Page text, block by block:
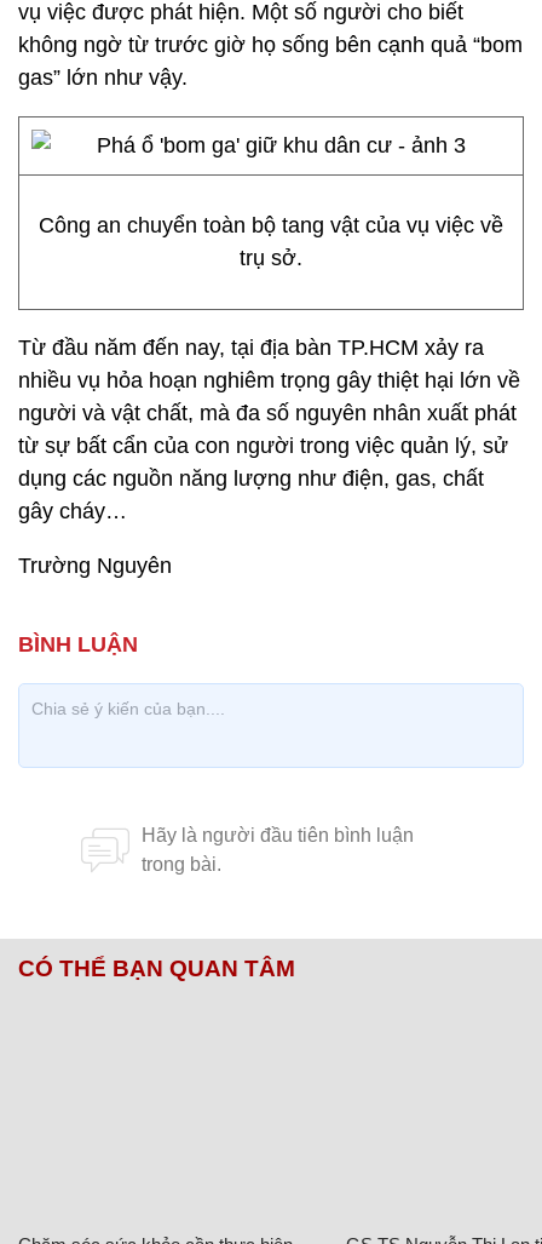
vụ việc được phát hiện. Một số người cho biết
không ngờ từ trước giờ họ sống bên cạnh quả “bom
gas” lớn như vậy.
Công an chuyển toàn bộ tang vật của vụ việc về
trụ sở.
Từ đầu năm đến nay, tại địa bàn TP.HCM xảy ra
nhiều vụ hỏa hoạn nghiêm trọng gây thiệt hại lớn về
người và vật chất, mà đa số nguyên nhân xuất phát
từ sự bất cẩn của con người trong việc quản lý, sử
dụng các nguồn năng lượng như điện, gas, chất
gây cháy…
Trường Nguyên
CÓ THỂ BẠN QUAN TÂM